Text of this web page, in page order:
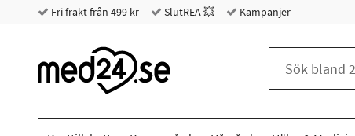
Fri frakt från 499 kr SlutREA 💥 Kampanjer